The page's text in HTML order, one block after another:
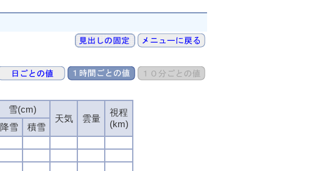
雪(cm)
天気
雲量
視程
(km)
降雪
積雪